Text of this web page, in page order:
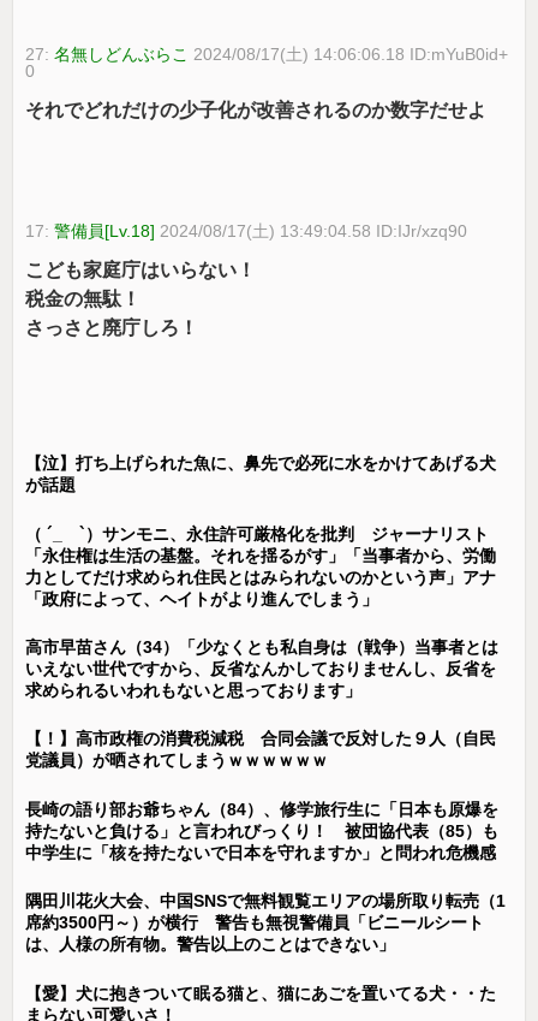
27:名無しどんぶらこ 2024/08/17(土) 14:06:06.18 ID:mYuB0id+
0
それでどれだけの少子化が改善されるのか数字だせよ
17:警備員[Lv.18] 2024/08/17(土) 13:49:04.58 ID:IJr/xzq90
こども家庭庁はいらない！
税金の無駄！
さっさと廃庁しろ！
【泣】打ち上げられた魚に、鼻先で必死に水をかけてあげる犬
が話題
（ ´_ゝ`）サンモニ、永住許可厳格化を批判 ジャーナリスト
「永住権は生活の基盤。それを揺るがす」「当事者から、労働
力としてだけ求められ住民とはみられないのかという声」アナ
「政府によって、ヘイトがより進んでしまう」
高市早苗さん（34）「少なくとも私自身は（戦争）当事者とは
いえない世代ですから、反省なんかしておりませんし、反省を
求められるいわれもないと思っております」
【！】高市政権の消費税減税 合同会議で反対した９人（自民
党議員）が晒されてしまうｗｗｗｗｗｗ
長崎の語り部お爺ちゃん（84）、修学旅行生に「日本も原爆を
持たないと負ける」と言われびっくり！ 被団協代表（85）も
中学生に「核を持たないで日本を守れますか」と問われ危機感
隅田川花火大会、中国SNSで無料観覧エリアの場所取り転売（1
席約3500円～）が横行 警告も無視警備員「ビニールシート
は、人様の所有物。警告以上のことはできない」
【愛】犬に抱きついて眠る猫と、猫にあごを置いてる犬・・た
まらない可愛いさ！